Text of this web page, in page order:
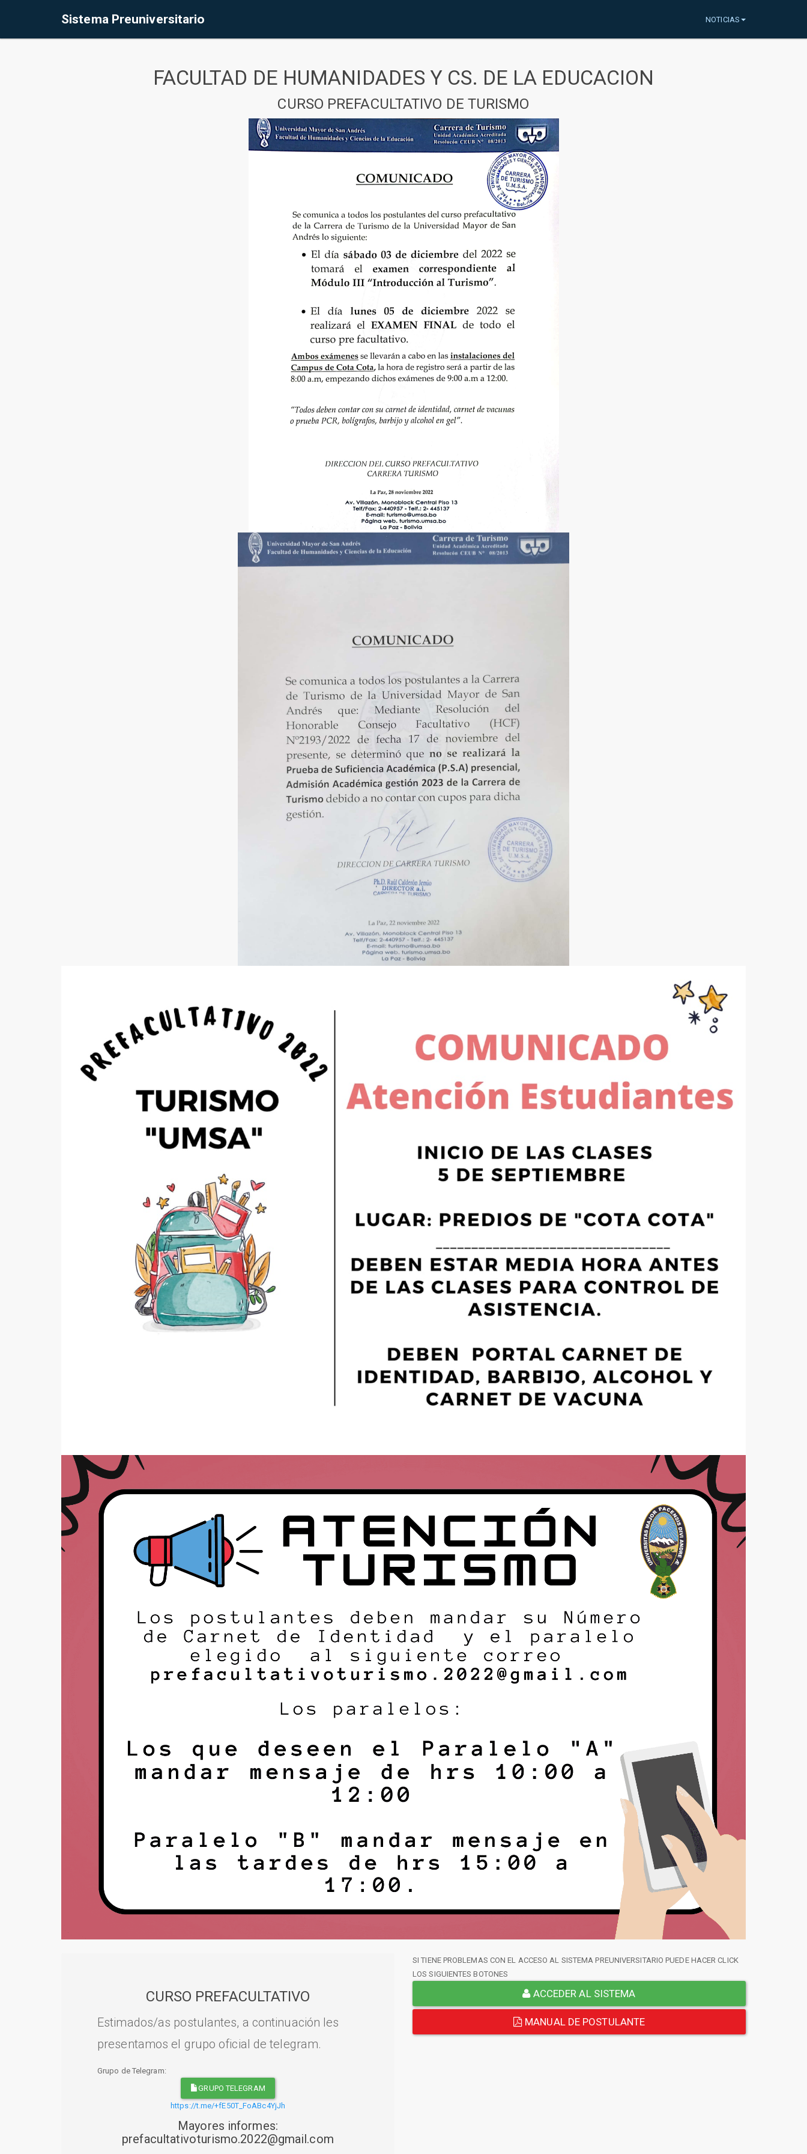
Sistema Preuniversitario NOTICIAS
FACULTAD DE HUMANIDADES Y CS. DE LA EDUCACION
CURSO PREFACULTATIVO DE TURISMO
CURSO PREFACULTATIVO
Estimados/as postulantes, a continuación les
presentamos el grupo oficial de telegram.
Grupo de Telegram:
GRUPO TELEGRAM
https://t.me/+fE50T_FoABc4YjJh
Mayores informes:
prefacultativoturismo.2022@gmail.com
SI TIENE PROBLEMAS CON EL ACCESO AL SISTEMA PREUNIVERSITARIO PUEDE HACER CLICK
LOS SIGUIENTES BOTONES
ACCEDER AL SISTEMA
MANUAL DE POSTULANTE